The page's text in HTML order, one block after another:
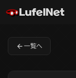
一覧へ